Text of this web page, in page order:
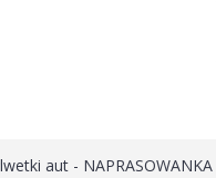
aut - NAPRASOWANKA